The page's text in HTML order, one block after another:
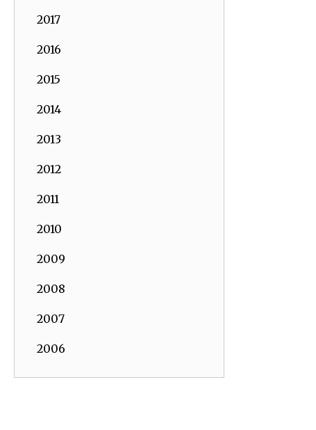
2017
2016
2015
2014
2013
2012
2011
2010
2009
2008
2007
2006